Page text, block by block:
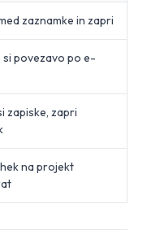
zaznamke in zapri
si povezavo po e-
zapiske, zapri
na projekt